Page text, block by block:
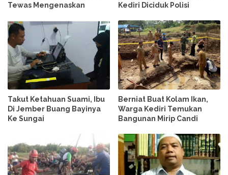
Tewas Mengenaskan
Kediri Diciduk Polisi
Takut Ketahuan Suami, Ibu
Di Jember Buang Bayinya
Ke Sungai
Berniat Buat Kolam Ikan,
Warga Kediri Temukan
Bangunan Mirip Candi